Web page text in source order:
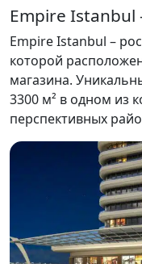
Empire Istanbul
Empire Istanbul –
которой
магазина.
3300 м² в одном из
перспективных